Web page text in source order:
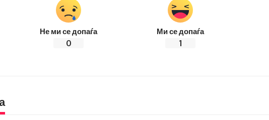
Не ми се допаѓа
0
Ми се допаѓа
1